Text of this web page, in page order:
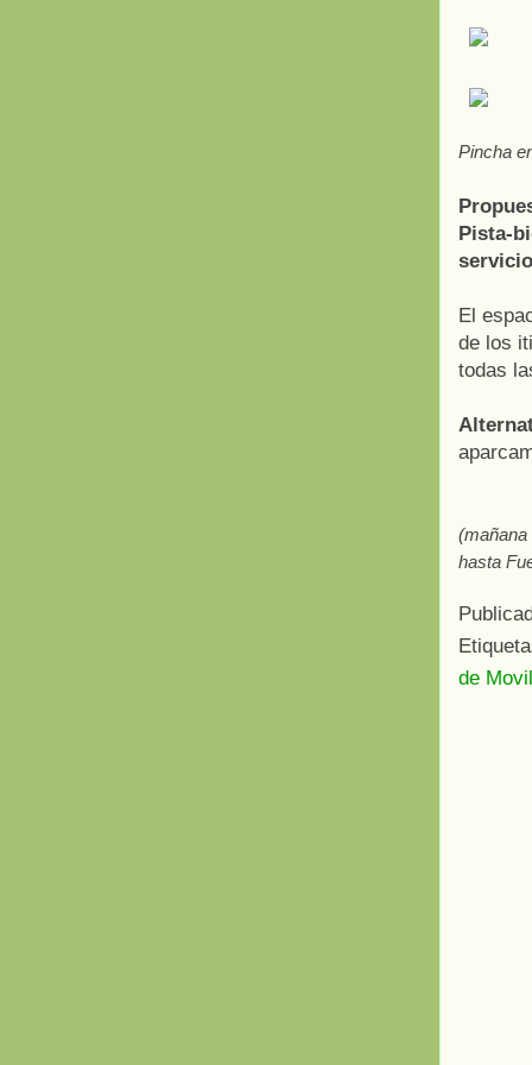
Pincha
Pista-
El
de los
todas
(mañana
hasta
de